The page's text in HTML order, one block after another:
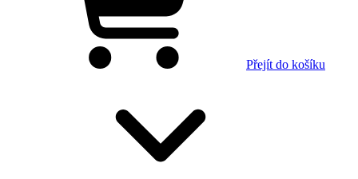
Přejít do košíku